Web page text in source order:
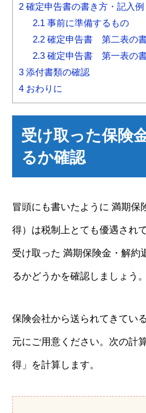
2 確定申告書の書き方・記入例
2.1 事前に準備するもの
2.2確定申告書 第二表の
2.3確定申告書 第一表の
3 添付書類の確認
4 おわりに
受け取った保険
るか確認
冒頭にも書いたように 満期保
得）は税制上とても優遇され
受け取った 満期保険金・解約
るかどうかを確認しましょう。
保険会社から送られてきてい
元にご用意ください。次の計
得」を計算します。